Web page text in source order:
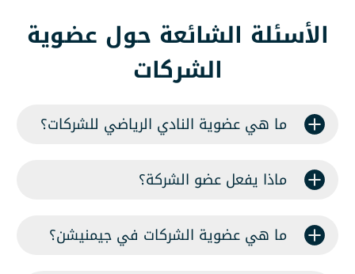
الأسئلة الشائعة حول عضوية
الشركات
ما هي عضوية النادي الرياضي للشركات؟
ماذا يفعل عضو الشركة؟
ما هي عضوية الشركات في جيمنيشن؟